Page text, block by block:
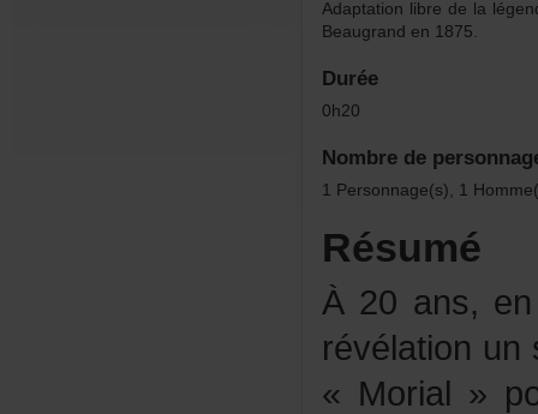
Beaugranden1875.
Durée
0h20
Résumé